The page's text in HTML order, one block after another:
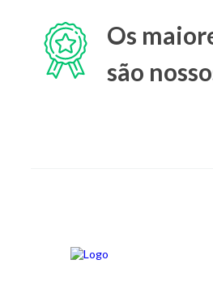
Os
são